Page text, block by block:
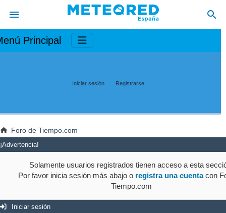
Principal
Iniciar sesión Registrarse
Foro de Tiempo.com
¡Advertencia!
Solamente usuarios registrados tienen acceso a esta
Por favor inicia sesión más abajo o registra una cuentacon
Tiempo.com
Iniciar sesión